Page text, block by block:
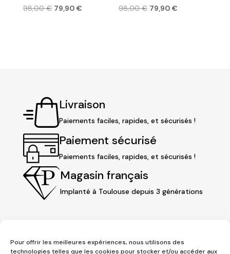
Pour offrir les meilleures expériences, nous utilisons des
technologies telles que les cookies pour stocker et/ou accéder aux
98,00€ Le
79,90 €Le
98,00€ Le
79,90€
Livraison
Paiements faciles, rapides, et sécurisés !
Paiement sécurisé
Paiements faciles, rapides, et sécurisés !
Magasin français
Implanté à Toulouse depuis 3 générations